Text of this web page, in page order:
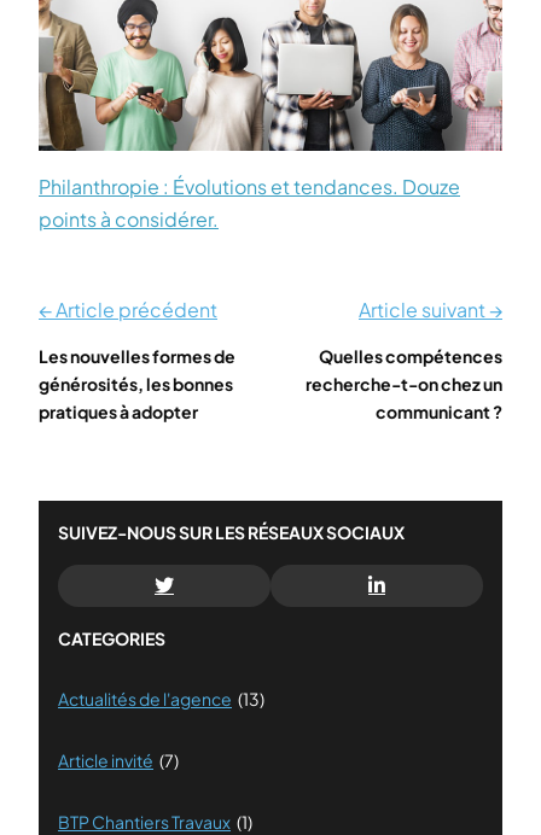
Philanthropie : Évolutions et tendances. Douze
points à considérer.
← Article précédent
Les nouvelles formes de
générosités, les bonnes
pratiques à adopter
Article suivant →
Quelles compétences
recherche-t-on chez un
communicant ?
SUIVEZ-NOUS SUR LES RÉSEAUX SOCIAUX
CATEGORIES
Actualités de l'agence (13)
Article invité (7)
BTP Chantiers Travaux (1)